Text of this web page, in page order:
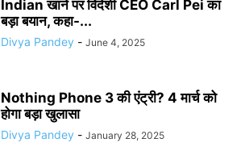
Indian खाने पर विदेशी CEO Carl Pei का
बड़ा बयान, कहा-...
Divya Pandey - June 4, 2025
Nothing Phone 3 की एंट्री? 4 मार्च को
होगा बड़ा खुलासा
Divya Pandey - January 28, 2025